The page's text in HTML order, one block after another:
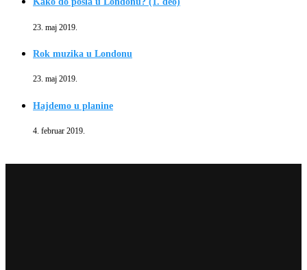
23. maj 2019.
Rok muzika u Londonu
23. maj 2019.
Hajdemo u planine
4. februar 2019.